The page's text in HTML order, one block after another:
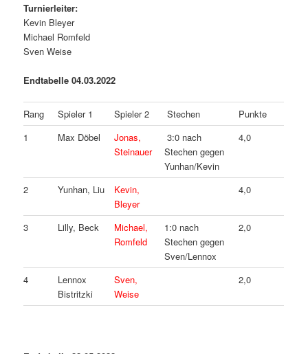
Turnierleiter:
Kevin Bleyer
Michael Romfeld
Sven Weise
Endtabelle 04.03.2022
Rang Spieler 1 Spieler 2 Stechen
Punkte
1
Max Döbel
Jonas,
Steinauer
3:0 nach
Stechen gegen
Yunhan/Kevin
4,0
2 Yunhan, Liu
Kevin,
Bleyer
4,0
3 Lilly, Beck
Michael,
Romfeld
1:0 nach
Stechen gegen
Sven/Lennox
2,0
4
Lennox
Bistritzki
Sven,
Weise
2,0